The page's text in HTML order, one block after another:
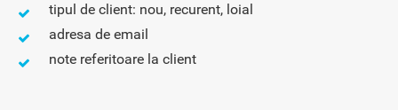
tipul de client: nou, recurent, loial
adresa de email
note referitoare la client